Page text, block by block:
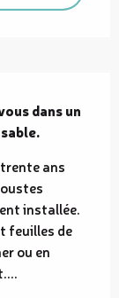
dans un
ans
installée.
feuilles de
ou en